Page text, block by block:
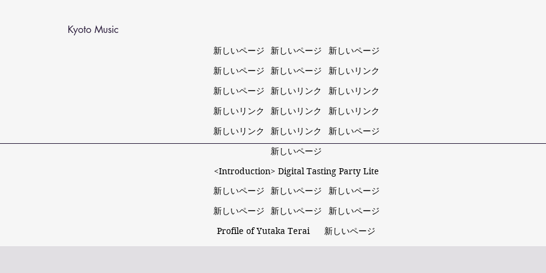
Kyoto Music
新しいページ 新しいページ
新しいページ
新しいページ
新しいページ
新しいリンク
新しいページ
新しいリンク
新しいリンク
新しいリンク
新しいリンク
新しいリンク
新しいリンク
新しいリンク
新しいページ
新しいページ
<Introduction> Digital Tasting Party Lite
新しいページ
新しいページ
新しいページ
新しいページ
新しいページ
新しいページ
Profile of Yutaka Terai
新しいページ